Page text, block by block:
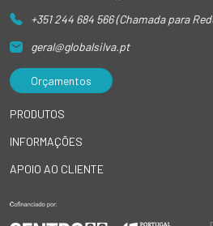
+351 244 684 566 (Chamada para
geral@globalsilva.pt
Orçamentos
PRODUTOS
INFORMAÇÕES
APOIO AO CLIENTE